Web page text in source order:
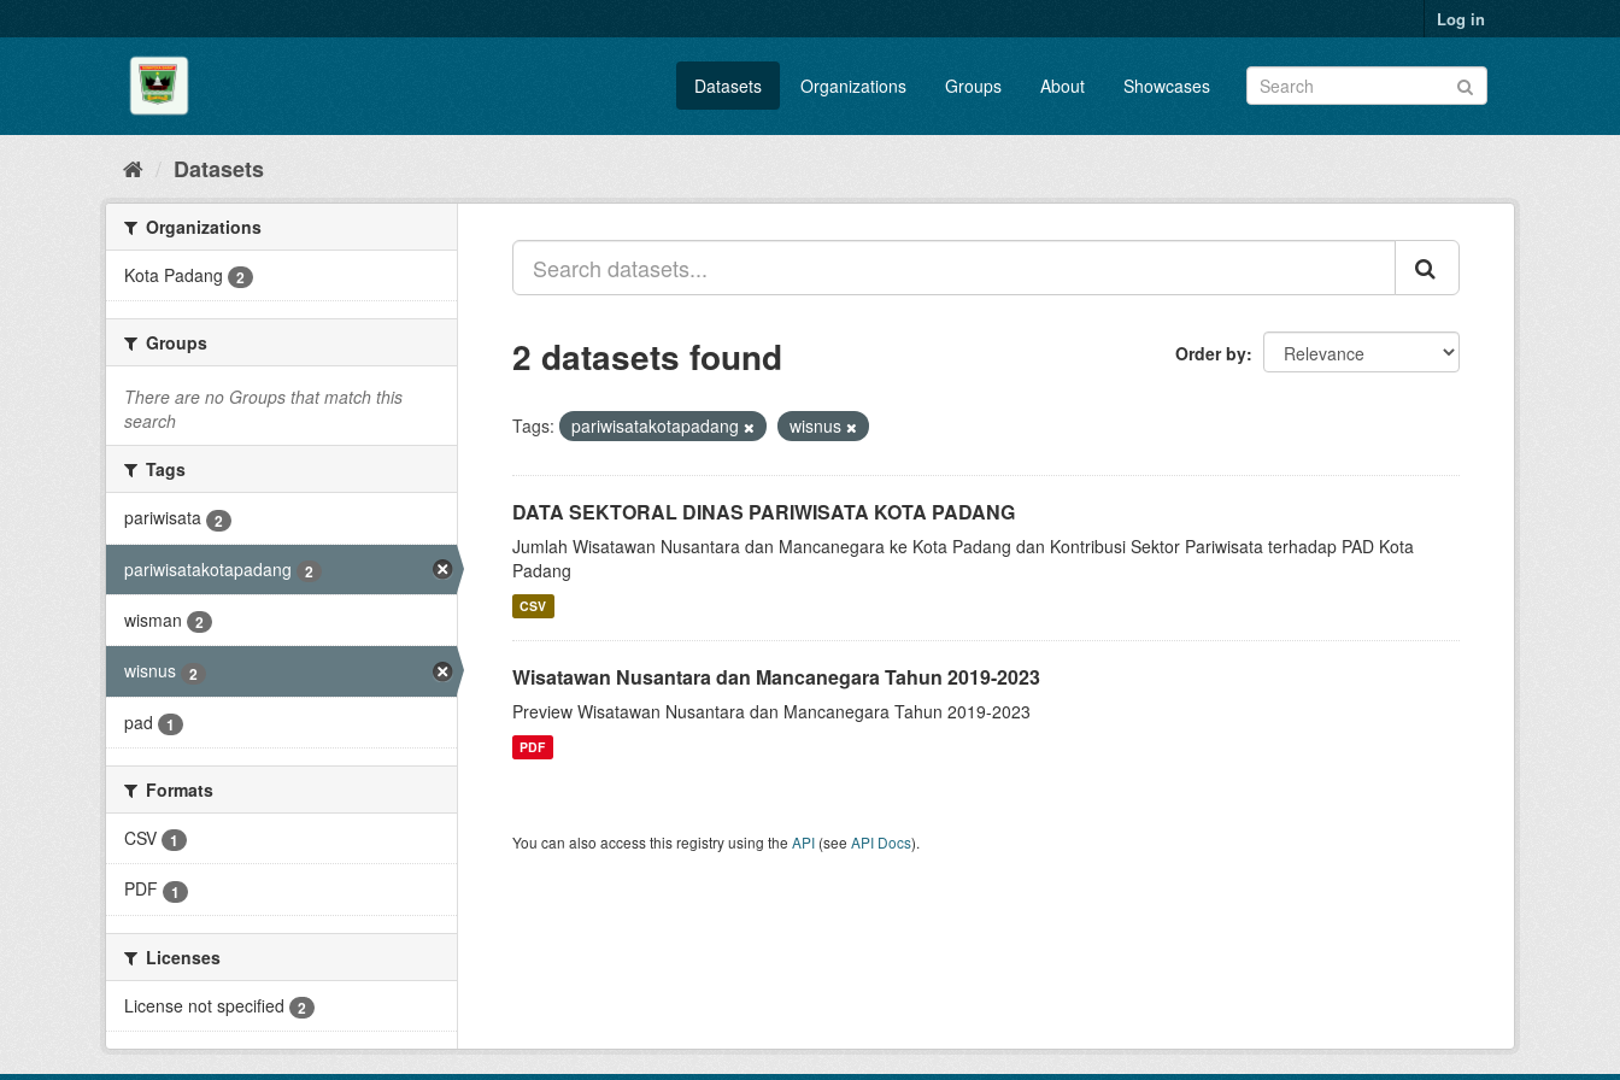
to
Log in
Datasets Organizations Groups About Showcases
Datasets
Organizations
Kota Padang
2
Groups
There are no Groups that match this
search
Tags
pariwisata
2
pariwisatakotapadang 2
wisman 2
wisnus 2
pad 1
Formats
CSV
1
PDF 1
Licenses
License not specified
2
Order by
2 datasets found
Tags: pariwisatakotapadang wisnus
DATA SEKTORAL DINAS PARIWISATA KOTA PADANG
Jumlah Wisatawan Nusantara dan Mancanegara ke Kota Padang dan Kontribusi Sektor Pariwisata terhadap PAD Kota
Padang
CSV
Wisatawan Nusantara dan Mancanegara Tahun 2019-2023
Preview Wisatawan Nusantara dan Mancanegara Tahun 2019-2023
PDF
You can also access this registry using the API (see API Docs).